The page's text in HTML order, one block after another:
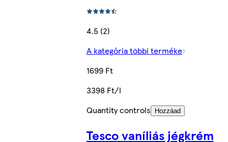
4.5 (2)
A kategória többi terméke
1699 Ft
3398 Ft/l
Quantity controls
Hozzáad
Tesco vaníliás jégkrém